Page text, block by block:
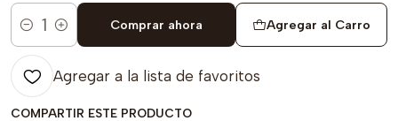
Cantidad
Agregar al Carro
Comprar ahora
Agregar a la lista de favoritos
COMPARTIR ESTE PRODUCTO